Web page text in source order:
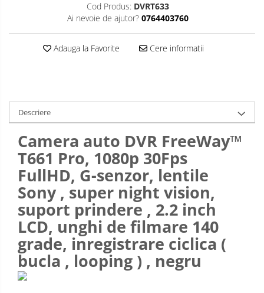
Cod Produs: DVRT633
Ai nevoie de ajutor? 0764403760
Adauga la Favorite Cere informatii
Descriere
Camera auto DVR FreeWay™
T661 Pro, 1080p 30Fps
FullHD, G-senzor, lentile
Sony , super night vision,
suport prindere , 2.2 inch
LCD, unghi de filmare 140
grade, inregistrare ciclica (
bucla , looping ) , negru